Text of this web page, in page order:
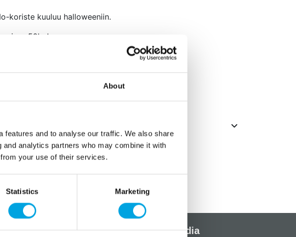
About
features and to analyse our traffic. We also share
analytics partners who may combine it with
your use of their services.
Statistics Marketing
koriste kuuluu halloweeniin.
50kpl
luunvalkoinen
apua? Sosiaalinen media